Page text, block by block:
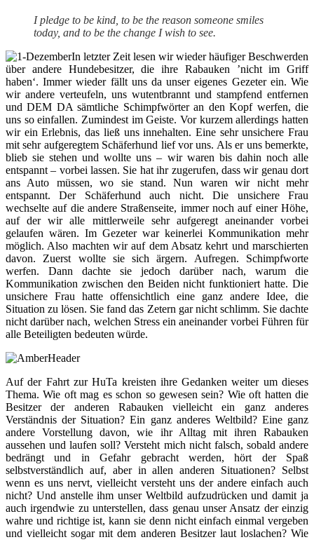
I pledge to be kind, to be the reason someone smiles
today, and to be the change I wish to see.
In letzter Zeit lesen wir wieder häufiger Beschwerden
über andere Hundebesitzer, die ihre Rabauken ’nicht im Griff
haben‘. Immer wieder fällt uns da unser eigenes Gezeter ein. Wie
wir andere verteufeln, uns wutentbrannt und stampfend entfernen
und DEM DA sämtliche Schimpfwörter an den Kopf werfen, die
uns so einfallen. Zumindest im Geiste. Vor kurzem allerdings hatten
wir ein Erlebnis, das ließ uns innehalten. Eine sehr unsichere Frau
mit sehr aufgeregtem Schäferhund lief vor uns. Als er uns bemerkte,
blieb sie stehen und wollte uns – wir waren bis dahin noch alle
entspannt – vorbei lassen. Sie hat ihr zugerufen, dass wir genau dort
ans Auto müssen, wo sie stand. Nun waren wir nicht mehr
entspannt. Der Schäferhund auch nicht. Die unsichere Frau
wechselte auf die andere Straßenseite, immer noch auf einer Höhe,
auf der wir alle mittlerweile sehr aufgeregt aneinander vorbei
gelaufen wären. Im Gezeter war keinerlei Kommunikation mehr
möglich. Also machten wir auf dem Absatz kehrt und marschierten
davon. Zuerst wollte sie sich ärgern. Aufregen. Schimpfworte
werfen. Dann dachte sie jedoch darüber nach, warum die
Kommunikation zwischen den Beiden nicht funktioniert hatte. Die
unsichere Frau hatte offensichtlich eine ganz andere Idee, die
Situation zu lösen. Sie fand das Zetern gar nicht schlimm. Sie dachte
nicht darüber nach, welchen Stress ein aneinander vorbei Führen für
alle Beteiligten bedeuten würde.
Auf der Fahrt zur HuTa kreisten ihre Gedanken weiter um dieses
Thema. Wie oft mag es schon so gewesen sein? Wie oft hatten die
Besitzer der anderen Rabauken vielleicht ein ganz anderes
Verständnis der Situation? Ein ganz anderes Weltbild? Eine ganz
andere Vorstellung davon, wie ihr Alltag mit ihren Rabauken
aussehen und laufen soll? Versteht mich nicht falsch, sobald andere
bedrängt und in Gefahr gebracht werden, hört der Spaß
selbstverständlich auf, aber in allen anderen Situationen? Selbst
wenn es uns nervt, vielleicht versteht uns der andere einfach auch
nicht? Und anstelle ihm unser Weltbild aufzudrücken und damit ja
auch irgendwie zu unterstellen, dass genau unser Ansatz der einzig
wahre und richtige ist, kann sie denn nicht einfach einmal vergeben
und vielleicht sogar mit dem anderen Besitzer laut loslachen? Wie